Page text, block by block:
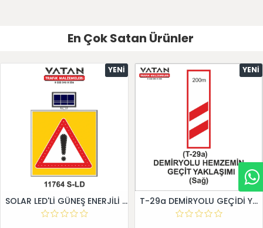
En Çok Satan Ürünler
YENI
SOLAR LED'Lİ GÜNEŞ ENERJİLİ LEVHA
YENI
T-29a DEMİRYOLU GEÇİDİ YAKLAŞIM LEVHALARI (Sağ)